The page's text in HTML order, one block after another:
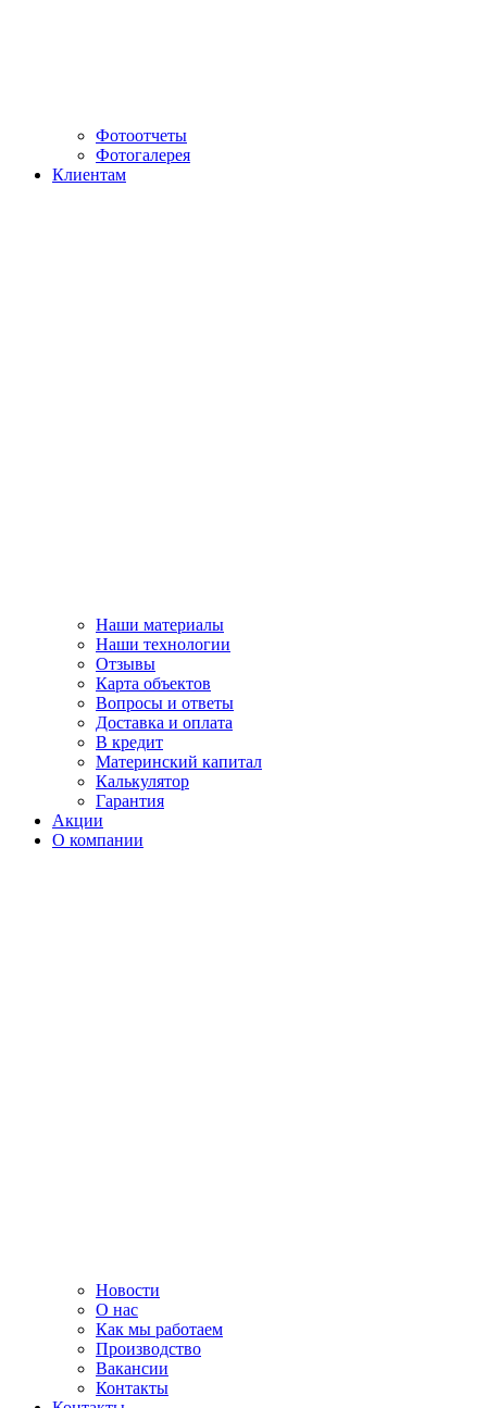
Фотоотчеты
Фотогалерея
Клиентам
Наши материалы
Наши технологии
Отзывы
Карта объектов
Вопросы и ответы
Доставка и оплата
В кредит
Материнский капитал
Калькулятор
Гарантия
Акции
О компании
Новости
О нас
Как мы работаем
Производство
Вакансии
Контакты